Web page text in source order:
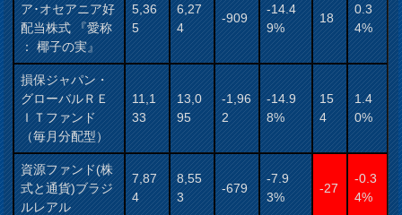
ア･オセアニア好
配当株式 『愛称
： 椰子の実』
5,36
5
6,27
4
-909
-14.4
9%
18
0.3
4%
損保ジャパン・
グローバルＲＥ
ＩＴファンド
（毎月分配型）
11,1
33
13,0
95
-1,96
2
-14.9
8%
15
4
1.4
0%
資源ファンド(株
式と通貨)ブラジ
ルレアル
7,87
4
8,55
3
-679
-7.9
3%
-27
-0.3
4%